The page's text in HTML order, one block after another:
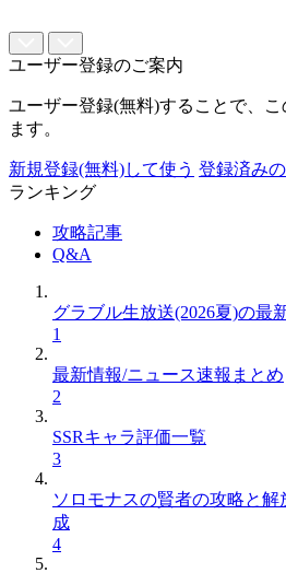
ユーザー登録のご案内
ユーザー登録(無料)することで、
ます。
新規登録(無料)して使う 登録済み
ランキング
攻略記事
Q&A
グラブル生放送(2026夏)の最
1
最新情報/ニュース速報まとめ
2
SSRキャラ評価一覧
3
ソロモナスの賢者の攻略と
成
4